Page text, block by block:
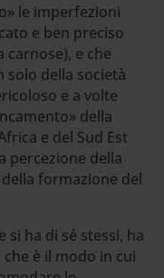
le imperfezioni
e ben preciso
carnose), e che
della società
e a volte
della
e del Sud Est
percezione della
formazione del
si ha di sé stessi, ha
è il modo in cui